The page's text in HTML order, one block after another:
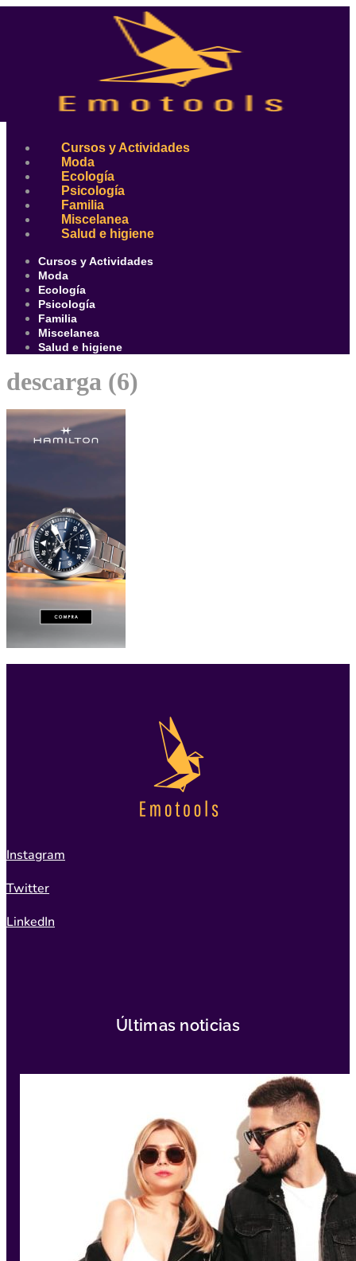
Cursos y Actividades
Moda
Ecología
Psicología
Familia
Miscelanea
Salud e higiene
Cursos y Actividades
Moda
Ecología
Psicología
Familia
Miscelanea
Salud e higiene
descarga (6)
Instagram
Twitter
LinkedIn
Últimas noticias